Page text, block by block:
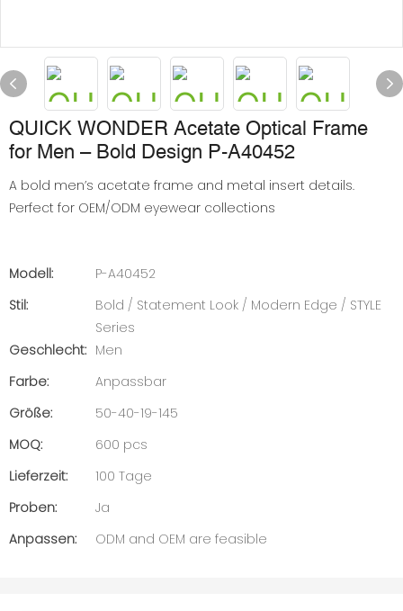
QUICK WONDER Acetate Optical Frame
for Men – Bold Design P-A40452
A bold men’s acetate frame and metal insert details.
Perfect for OEM/ODM eyewear collections
Modell:
P-A40452
Stil:
Bold / Statement Look / Modern Edge / STYLE
Series
Geschlecht: Men
Farbe:
Anpassbar
Größe:
50-40-19-145
MOQ:
600 pcs
Lieferzeit:
100 Tage
Proben:
Ja
Anpassen:
ODM and OEM are feasible